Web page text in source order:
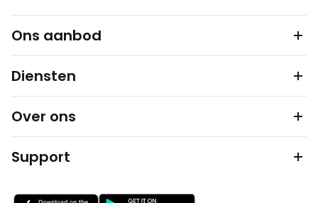
Ons aanbod
Diensten
Over ons
Support